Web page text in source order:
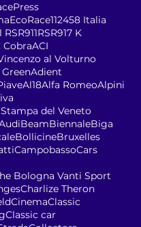
112458 Italia
RSR911RSR917 K
CobraACI
al Volturno
Adient
Al18Alfa RomeoAlpini
del Veneto
BeamBiennaleBiga
BollicineBruxelles
CampobassoCars
Bologna Vanti Sport
Charlize Theron
CinemaClassic
Classic car